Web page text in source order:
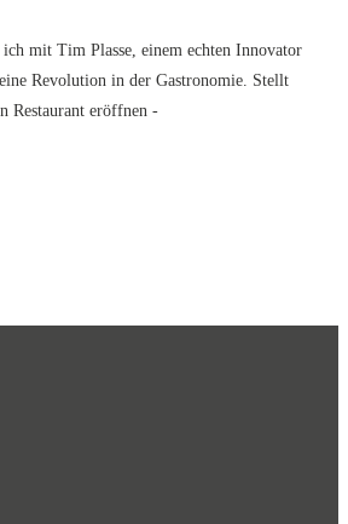
mit Tim Plasse, einem echten Innovator
Revolution in der Gastronomie. Stellt
Restaurant eröffnen -